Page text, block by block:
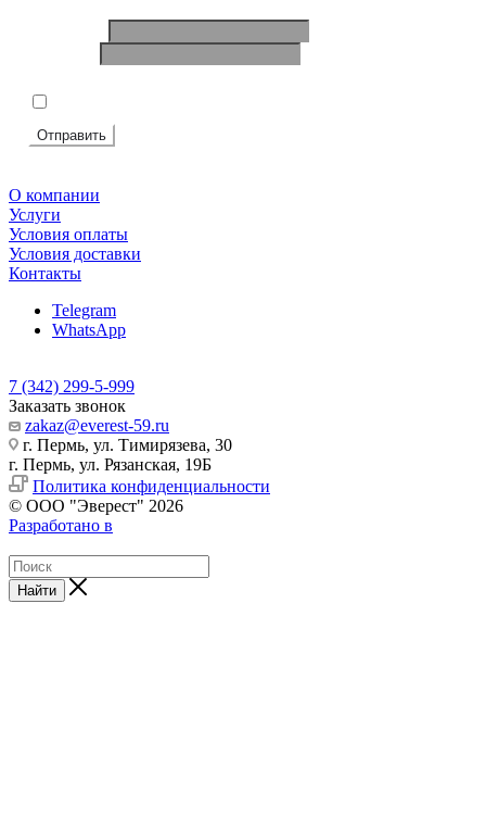
Отправить
О компании
Услуги
Условия оплаты
Условия доставки
Контакты
Telegram
WhatsApp
7 (342) 299-5-999
Заказать звонок
zakaz@everest-59.ru
г. Пермь, ул. Тимирязева, 30
г. Пермь, ул. Рязанская, 19Б
Политика конфиденциальности
© ООО "Эверест" 2026
Разработано в
Найти